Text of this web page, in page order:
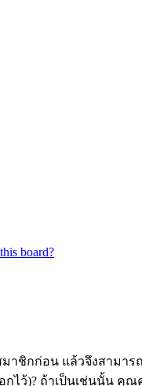
board?
ชิกก่อน แล้วจึงสามารถ
)? ถ้าเป็นเช่นนั้น คุณค